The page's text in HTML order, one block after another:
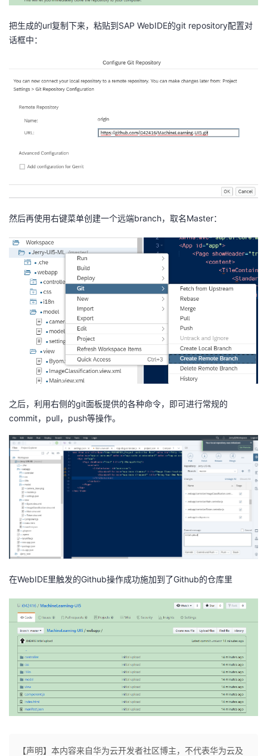
把生成的url复制下来，粘贴到SAP WebIDE的git repository配置对
话框中：
然后再使用右键菜单创建一个远端branch，取名Master：
之后，利用右侧的git面板提供的各种命令，即可进行常规的
commit，pull，push等操作。
在WebIDE里触发的Github操作成功施加到了Github的仓库里
【声明】本内容来自华为云开发者社区博主，不代表华为云及